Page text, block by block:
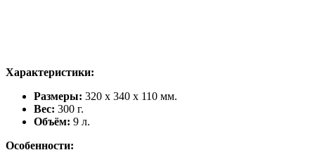
Характеристики:
Размеры: 320 х 340 х 110 мм.
Вес: 300 г.
Объём: 9 л.
Особенности: